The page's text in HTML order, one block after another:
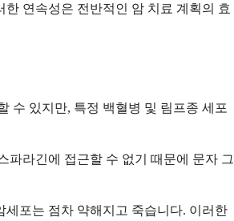
연속성은 전반적인 암 치료 계획의 효
수 있지만, 특정 백혈병 및 림프종 세포
파라긴에 접근할 수 없기 때문에 문자 그
포는 점차 약해지고 죽습니다. 이러한